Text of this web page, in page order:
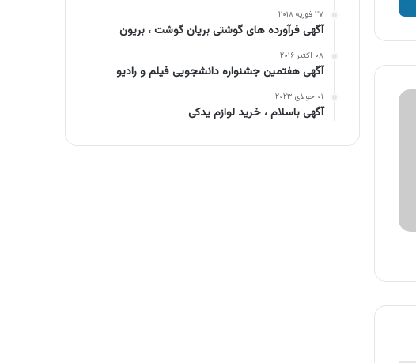
۲۷ فوریه ۲۰۱۸
آگهی فرآورده های گوشتی بریان گوشت ، بریون
۰۸ اکتبر ۲۰۱۶
آگهی هفتمین جشنواره دانشجویی فیلم و رادیو
۰۱ جولای ۲۰۲۳
آگهی باسلام ، خرید لوازم یدکی